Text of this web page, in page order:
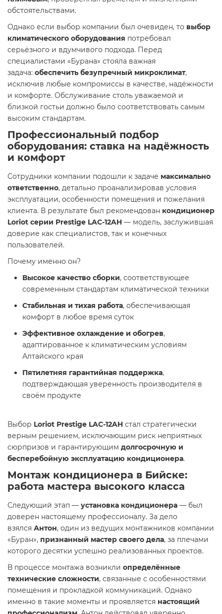
обстоятельствами.
Однако если выбор компании был очевиден, то выбор
климатического оборудования потребовал
серьёзного и вдумчивого подхода. Перед
специалистами «Бурана» стояла важная
задача: обеспечить безупречный микроклимат,
исключив любые компромиссы в качестве, надёжности
и комфорте. Обслуживание столь уважаемой и
близкой гостьи должно было соответствовать самым
высоким стандартам.
Профессиональный подбор
оборудования: ставка на надёжность
и комфорт
Сотрудники компании подошли к задаче максимально
ответственно, детально проанализировав условия
эксплуатации, особенности помещения и пожелания
клиента. В результате был рекомендован кондиционер
Loriot серии Prestige LAC-12AH — модель, заслужившая
доверие как специалистов, так и конечных
пользователей.
Почему именно он?
Высокое качество сборки, соответствующее
современным стандартам климатической техники
Стабильная и тихая работа, обеспечивающая
комфорт в любое время суток
Эффективное охлаждение и обогрев,
адаптированное к климатическим условиям
Алтайского края
Пятилетняя гарантийная поддержка,
подтверждающая уверенность производителя в
своём продукте
Выбор Loriot Prestige LAC-12AH стал стратегически
верным решением, исключающим риск неприятных
сюрпризов и гарантирующим долгосрочную и
бесперебойную эксплуатацию кондиционера.
Монтаж кондиционера в Бийске:
работа мастера высокого класса
Следующий этап — установка кондиционера — был
доверен настоящему профессионалу. За дело
взялся Антон, один из ведущих монтажников компании
«Буран», признанный мастер своего дела, за плечами
которого десятки успешно реализованных проектов.
В процессе монтажа возникли определённые
технические сложности, связанные с особенностями
помещения и прокладкой коммуникаций. Однако
именно в такие моменты и проявляется настоящий